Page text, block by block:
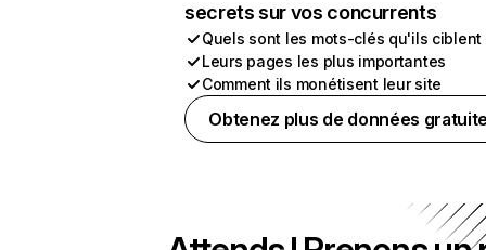
secrets sur vos concurrents
Quels sont les mots-clés qu'ils ciblent
Leurs pages les plus importantes
Comment ils monétisent leur site
Obtenez plus de données